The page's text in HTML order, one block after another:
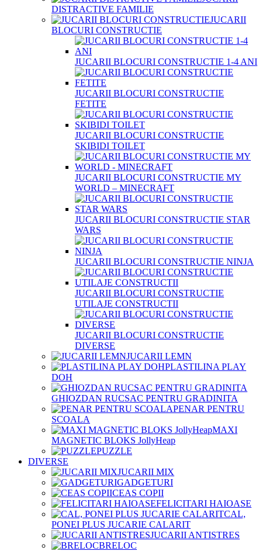
DISTRACTIVE FAMILIE
JUCARII
BLOCURI CONSTRUCTIE
JUCARII BLOCURI CONSTRUCTIE 1-4 ANI
JUCARII BLOCURI CONSTRUCTIE
FETITE
JUCARII BLOCURI CONSTRUCTIE
SKIBIDI TOILET
JUCARII BLOCURI CONSTRUCTIE MY
WORLD – MINECRAFT
JUCARII BLOCURI CONSTRUCTIE STAR
WARS
JUCARII BLOCURI CONSTRUCTIE NINJA
JUCARII BLOCURI CONSTRUCTIE
UTILAJE CONSTRUCTII
JUCARII BLOCURI CONSTRUCTIE
DIVERSE
JUCARII LEMN
PLASTILINA PLAY
DOH
GHIOZDAN RUCSAC PENTRU GRADINITA
PENAR PENTRU
SCOALA
MAXI
MAGNETIC BLOKS JollyHeap
PUZZLE
DIVERSE
JUCARII MIX
GADGETURI
CEAS COPII
FELICITARI HAIOASE
CAL,
PONEI PLUS JUCARIE CALARIT
JUCARII ANTISTRES
BRELOC